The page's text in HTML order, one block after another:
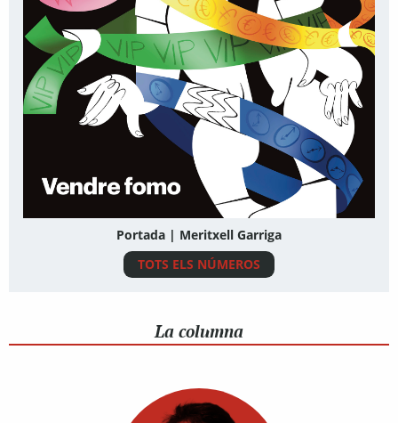
Portada | Meritxell Garriga
TOTS ELS NÚMEROS
La columna